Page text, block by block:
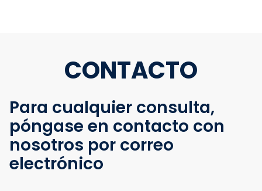
CONTACTO
Para cualquier consulta,
póngase en contacto con
nosotros por correo
electrónico